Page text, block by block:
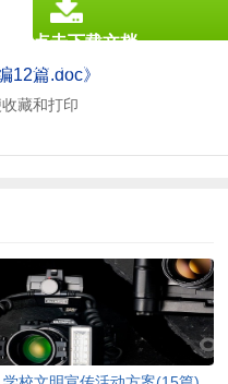
12篇.doc》
藏和打印
点击下载文档
文档为doc格式